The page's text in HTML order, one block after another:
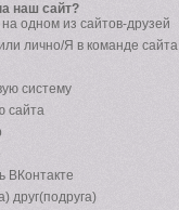
наш сайт?
одном из сайтов-друзей
лично/Я в команде сайта
систему
сайта
ВКонтакте
друг(подруга)